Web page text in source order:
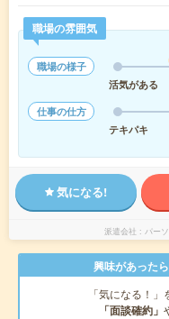
職場の雰囲気
職場の様子
活気がある
仕事の仕方
テキパキ
気になる!
派遣会社 パー
興味があった
「気になる！
「面談確約」